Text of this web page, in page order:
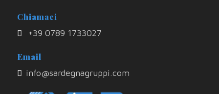
Chiamaci
+39 0789 1733027
Email
info@sardegnagruppi.com